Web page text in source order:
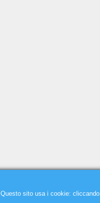
Questo sito usa i cookie: